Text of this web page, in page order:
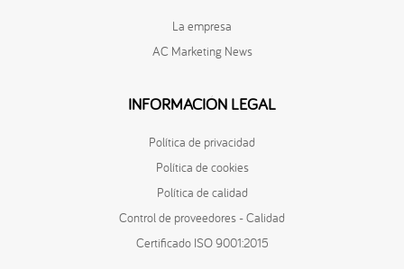
La empresa
AC Marketing News
INFORMACIÓN LEGAL
Política de privacidad
Política de cookies
Política de calidad
Control de proveedores - Calidad
Certificado ISO 9001:2015